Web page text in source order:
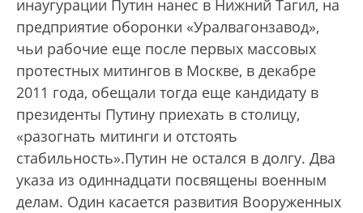
инаугурации Путин нанес в Нижний Тагил, на
предприятие оборонки «Уралвагонзавод»,
чьи рабочие еще после первых массовых
протестных митингов в Москве, в декабре
2011 года, обещали тогда еще кандидату в
президенты Путину приехать в столицу,
«разогнать митинги и отстоять
стабильность».Путин не остался в долгу. Два
указа из одиннадцати посвящены военным
делам. Один касается развития Вооруженных